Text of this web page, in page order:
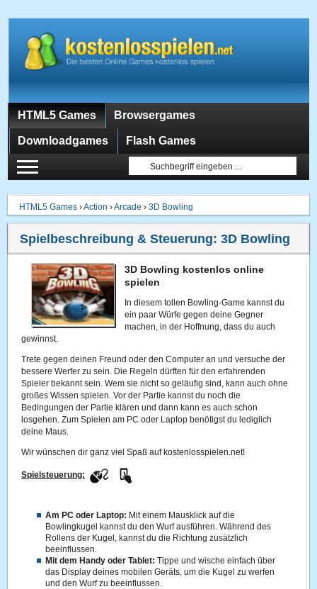
HTML5 Games Browsergames
Downloadgames Flash Games
HTML5 Games ›Action ›Arcade ›3D Bowling
Spielbeschreibung & Steuerung:3D Bowling
3D Bowling kostenlos online
spielen
In diesem tollen Bowling-Game kannst du
ein paar Würfe gegen deine Gegner
machen, in der Hoffnung, dass du auch
gewinnst.
Trete gegen deinen Freund oder den Computer an und versuche der
bessere Werfer zu sein. Die Regeln dürften für den erfahrenden
Spieler bekannt sein. Wem sie nicht so geläufig sind, kann auch ohne
großes Wissen spielen. Vor der Partie kannst du noch die
Bedingungen der Partie klären und dann kann es auch schon
losgehen. Zum Spielen am PC oder Laptop benötigst du lediglich
deine Maus.
Wir wünschen dir ganz viel Spaß auf kostenlosspielen.net!
Spielsteuerung:
Am PC oder Laptop: Mit einem Mausklick auf die
Bowlingkugel kannst du den Wurf ausführen. Während des
Rollens der Kugel, kannst du die Richtung zusätzlich
beeinflussen.
Mit dem Handy oder Tablet:Tippe und wische einfach über
das Display deines mobilen Geräts, um die Kugel zu werfen
und den Wurf zu beeinflussen.